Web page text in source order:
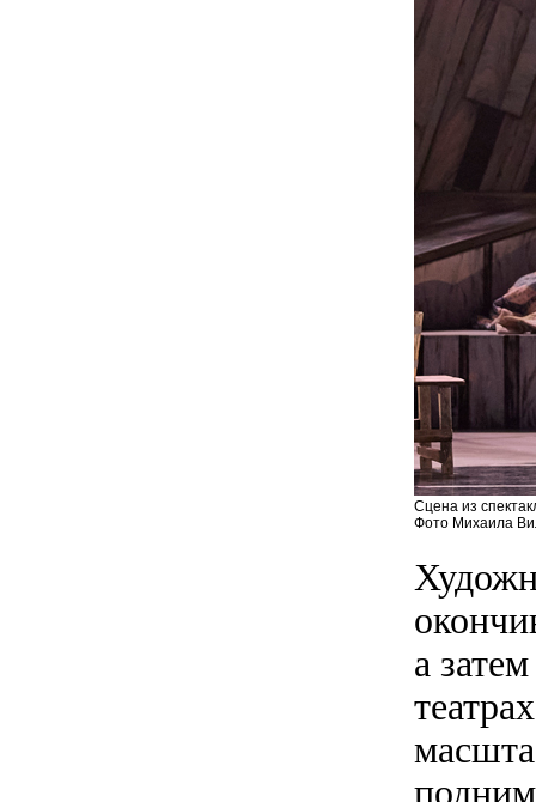
Сцена из
Фото Михаила
а